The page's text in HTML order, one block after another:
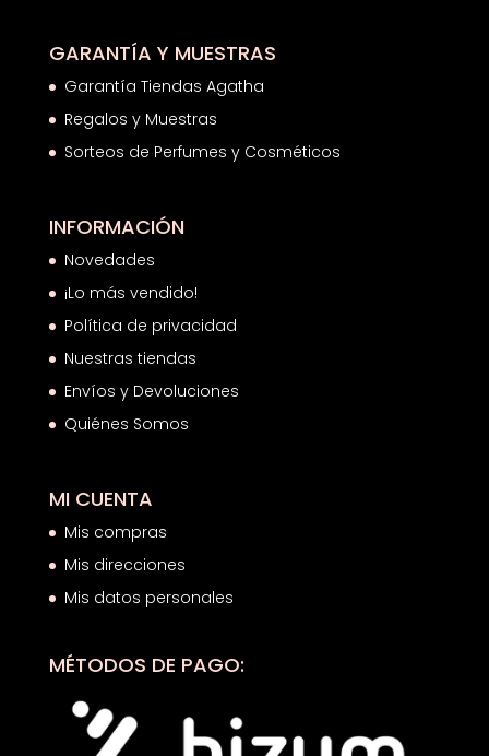
GARANTÍA Y MUESTRAS
Garantía Tiendas Agatha
Regalos y Muestras
Sorteos de Perfumes y Cosméticos
INFORMACIÓN
Novedades
¡Lo más vendido!
Política de privacidad
Nuestras tiendas
Envíos y Devoluciones
Quiénes Somos
MI CUENTA
Mis compras
Mis direcciones
Mis datos personales
MÉTODOS DE PAGO: